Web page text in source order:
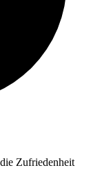
Zufriedenheit